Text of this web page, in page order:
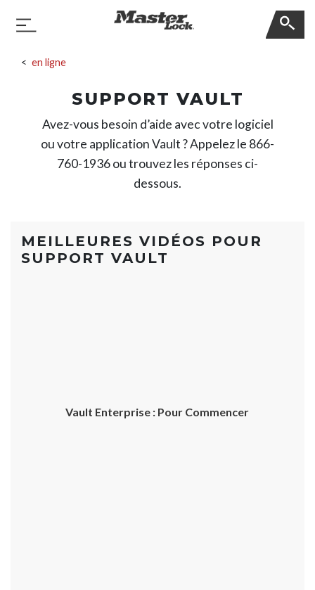
Basculer la navigation
en ligne
SUPPORT VAULT
Avez-vous besoin d’aide avec votre logiciel
ou votre application Vault ? Appelez le 866-
760-1936 ou trouvez les réponses ci-
dessous.
MEILLEURES VIDÉOS POUR
SUPPORT VAULT
Vault Enterprise : Pour Commencer